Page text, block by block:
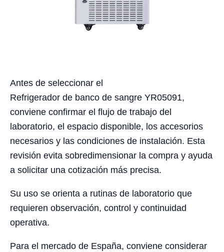
Antes de seleccionar el
Refrigerador de banco de sangre YR05091,
conviene confirmar el flujo de trabajo del
laboratorio, el espacio disponible, los accesorios
necesarios y las condiciones de instalación. Esta
revisión evita sobredimensionar la compra y ayuda
a solicitar una cotización más precisa.
Su uso se orienta a rutinas de laboratorio que
requieren observación, control y continuidad
operativa.
Para el mercado de España, conviene considerar